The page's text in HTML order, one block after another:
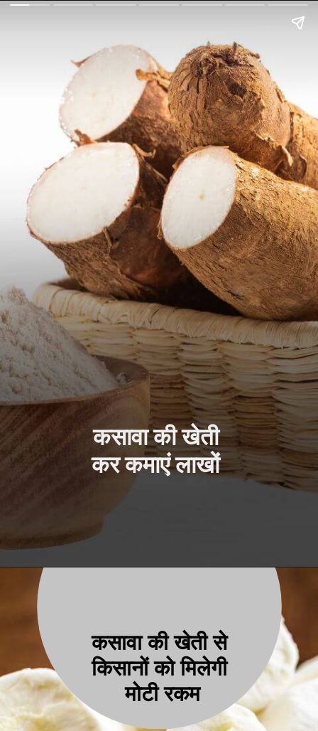
कसावा की खेती
कर कमाएं लाखों
कसावा की खेती से
किसानों को मिलेगी
मोटी रकम